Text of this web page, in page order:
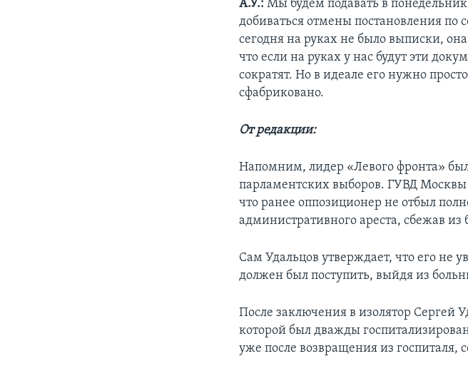
А.У.: Мы будем подавать в
добиваться отмены постановления по
сегодня на руках не было выписки,
что если на руках у нас будут эти
сократят. Но в идеале его нужно
сфабриковано.
От редакции:
Напомним, лидер «Левого фронта»
парламентских выборов. ГУВД Москвы
что ранее оппозиционер не отбыл
административного ареста, сбежав из
Сам Удальцов утверждает, что его не
должен был поступить, выйдя из
После заключения в изолятор Сергей
которой был дважды
уже после возвращения из госпиталя,